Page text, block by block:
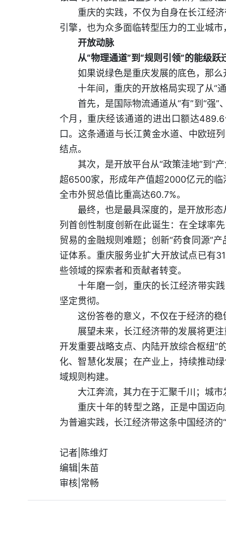
重庆的实践，不仅为自身在长江经
引擎，也为众多面临转型压力的工业城
开放动脉
从“物理通道”到“规则引领”的能级跃
如果说绿色是重庆发展的底色，那
十年间，重庆的开放格局实现了从“
首先，是国际物流通道从“有”到“强
个月，重庆经该通道的进出口额达
口。这条通道与长江黄金水道、中欧班
结点。
其次，是开放平台从“政策洼地”到“
超6500家，形成年产值超2000亿元的
全市外贸总值比重高达60.7%。
最终，也是最具深度的，是开放形
列首创性制度创新在此诞生：在全球率
贸易的金融规则难题；创新“药食同源”
证体系。重庆服务业扩大开放试点已有
些领域的探索者和贡献者转变。
十年磨一剑，重庆的长江经济带实
坚定贯彻。
这份答卷的意义，不仅在于经济的
展望未来，长江经济带的发展将更
开发重要战略支点、内陆开放综合枢纽”
化、智慧化发展；在产业上，持续推动
域规则构建。
大江奔流，其力在于汇聚千川；城
重庆十年的转型之路，正是中国迈
为普遍实践，长江经济带这条中国经济
记者|陈维灯
编辑|朱苗
审核|常畅